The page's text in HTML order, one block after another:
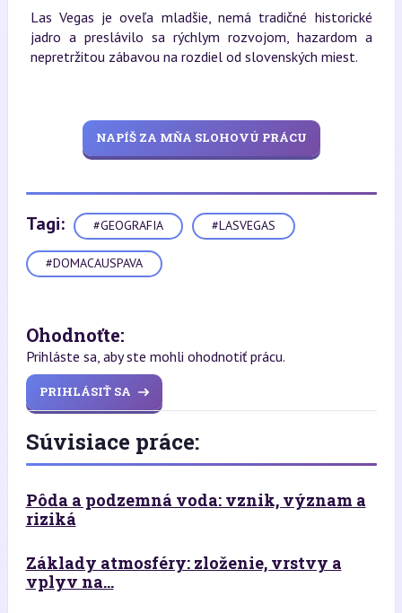
Las Vegas je oveľa mladšie, nemá tradičné historické
jadro a preslávilo sa rýchlym rozvojom, hazardom a
nepretržitou zábavou na rozdiel od slovenských miest.
NAPÍŠ ZA MŇA SLOHOVÚ PRÁCU
Tagi: #GEOGRAFIA #LASVEGAS
#DOMACAUSPAVA
Ohodnoťte:
Prihláste sa, aby ste mohli ohodnotiť prácu.
PRIHLÁSIŤ SA
Súvisiace práce:
Pôda a podzemná voda: vznik, význam a
riziká
Základy atmosféry: zloženie, vrstvy a
vplyv na...